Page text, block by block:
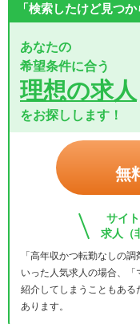
「検索したけど見つ
あなたの
希望条件に合う
理想の求人
をお探しします！
無
サイ
求人（
「高年収かつ転勤なしの
いった人気求人の場合、
紹介してしまうこともある
あります。